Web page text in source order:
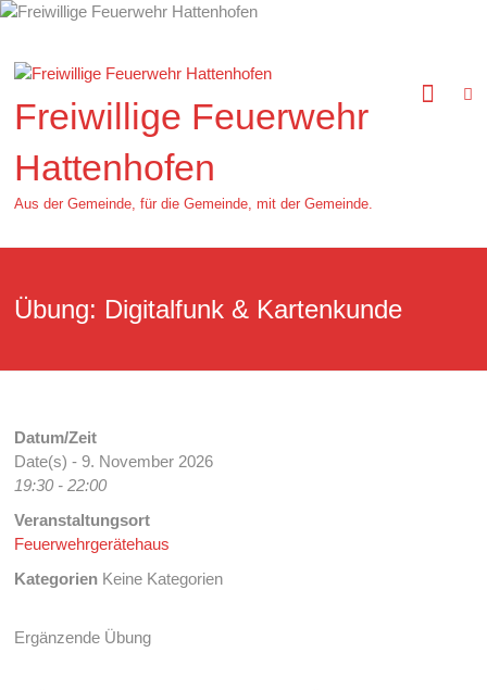
Zum
springen
Freiwillige Feuerwehr
Hattenhofen
Aus der Gemeinde, für die Gemeinde, mit der Gemeinde.
Übung: Digitalfunk & Kartenkunde
Datum/Zeit
Date(s) - 9. November 2026
19:30 - 22:00
Veranstaltungsort
Feuerwehrgerätehaus
Kategorien Keine Kategorien
Ergänzende Übung